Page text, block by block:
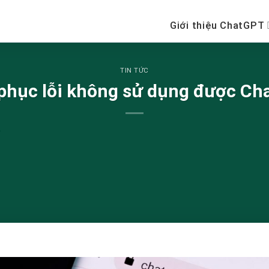
Giới thiệu ChatGPT
TIN TỨC
lỗi không sử dụng được